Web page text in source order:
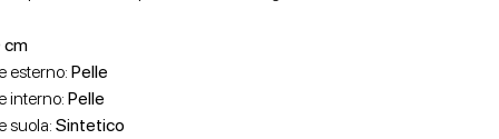
cm
esterno:Pelle
interno:Pelle
suola:Sintetico